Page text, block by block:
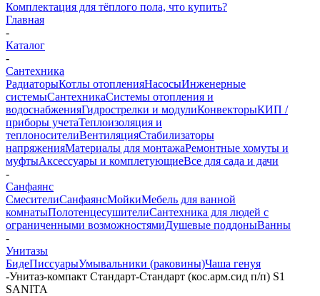
Комплектация для тёплого пола, что купить?
Главная
-
Каталог
-
Сантехника
РадиаторыКотлы отопленияНасосыИнженерные
системыСантехникаСистемы отопления и
водоснабженияГидрострелки и модулиКонвекторыКИП /
приборы учетаТеплоизоляция и
теплоносителиВентиляцияСтабилизаторы
напряженияМатериалы для монтажаРемонтные хомуты и
муфтыАксессуары и комплетующиеВсе для сада и дачи
-
Санфаянс
СмесителиСанфаянсМойкиМебель для ванной
комнатыПолотенцесушителиСантехника для людей с
ограниченными возможностямиДушевые поддоныВанны
-
Унитазы
БидеПиссуарыУмывальники (раковины)Чаша генуя
-Унитаз-компакт Стандарт-Стандарт (кос.арм.сид п/п) S1
SANITA